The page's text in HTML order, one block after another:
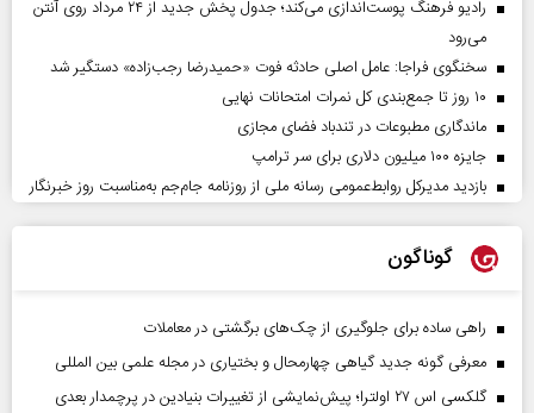
رادیو فرهنگ پوست‌اندازی می‌کند؛ جدول پخش جدید از ۲۴ مرداد روی آنتن
می‌رود
سخنگوی فراجا: عامل اصلی حادثه فوت «حمیدرضا رجب‌زاده» دستگیر شد
۱۰ روز تا جمع‌بندی کل نمرات امتحانات نهایی
ماندگاری مطبوعات در تندباد فضای مجازی
جایزه ۱۰۰ میلیون دلاری برای سر ترامپ
بازدید مدیرکل روابط‌عمومی رسانه ملی از روزنامه جام‌جم به‌مناسبت روز خبرنگار
گوناگون
راهی ساده برای جلوگیری از چک‌های برگشتی در معاملات
معرفی گونه جدید گیاهی چهارمحال و بختیاری در مجله علمی بین المللی
گلکسی اس ۲۷ اولترا؛ پیش‌نمایشی از تغییرات بنیادین در پرچمدار بعدی